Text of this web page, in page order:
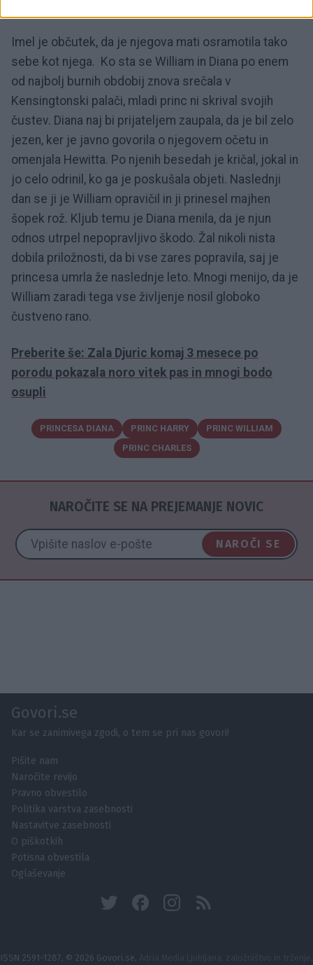
Imel je občutek, da je njegova mati osramotila tako
sebe kot njega. Ko sta se William in Diana po enem
od najbolj burnih obdobij znova srečala v
Kensingtonski palači, mladi princ ni skrival svojih
čustev. Diana naj bi prijateljem zaupala, da je bil zelo
jezen, ker je javno govorila o njegovem očetu in
omenjala Hewitta. Po njenih besedah je kričal, jokal in
jo celo odrinil, ko ga je poskušala objeti. Naslednji
dan se ji je William opravičil in ji prinesel majhen
šopek rož. Kljub temu je Diana menila, da je njun
odnos utrpel nepopravljivo škodo. Žal nikoli nista
dobila priložnosti, da bi vse zares popravila, saj je
princesa umrla že naslednje leto. Mnogi menijo, da je
William zaradi tega vse življenje nosil globoko
čustveno rano.
Preberite še: Zala Djuric komaj 3 mesece po
porodu pokazala noro vitek pas in mnogi bodo
osupli
PRINCESA DIANA PRINC HARRY
PRINC WILLIAM
PRINC CHARLES
NAROČITE SE NA PREJEMANJE NOVIC
NAROČI SE
Govori.se
Kar se zanimivega zgodi, o tem se pri nas govori!
Pišite nam
Naročite revijo
Pravno obvestilo
Politika varstva zasebnosti
Nastavitve zasebnosti
O piškotkih
Potisna obvestila
Oglaševanje
ISSN 2591-1287, © 2026 Govori.se,